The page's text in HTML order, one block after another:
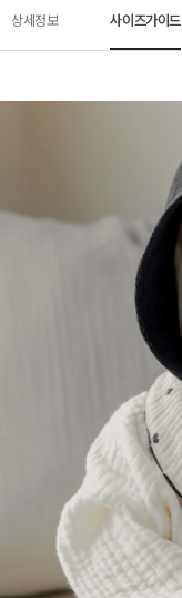
상세정보 사이즈가이드